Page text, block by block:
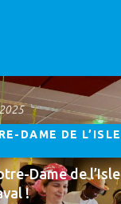
DAME DE L’ISLE
Dame de l’Isle
!